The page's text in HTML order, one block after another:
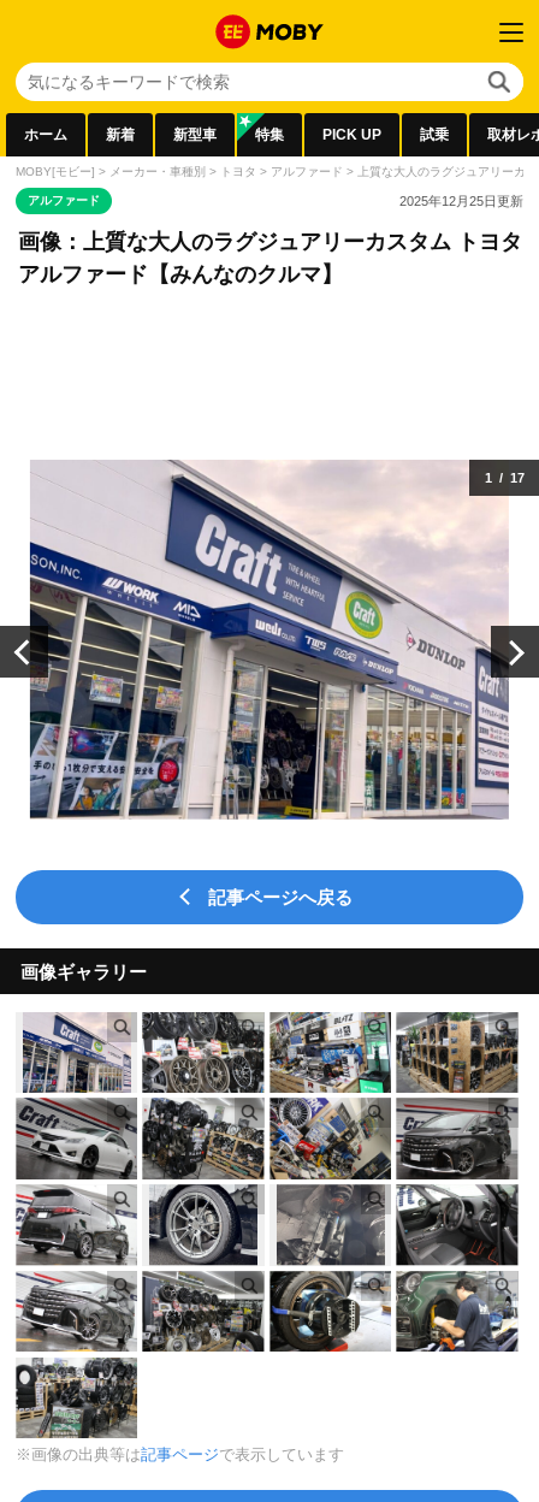
ホーム 新着 新型車 特集 PICK UP 試乗 取材レ
MOBY[モビー] > メーカー・車種別 > トヨタ > アルファード > 上質な大人のラグジュアリーカ
アルファード 2025年12月25日更新
画像：上質な大人のラグジュアリーカスタム トヨタ
アルファード【みんなのクルマ】
1 / 17
記事ページへ戻る
画像ギャラリー
※画像の出典等は記事ページで表示しています